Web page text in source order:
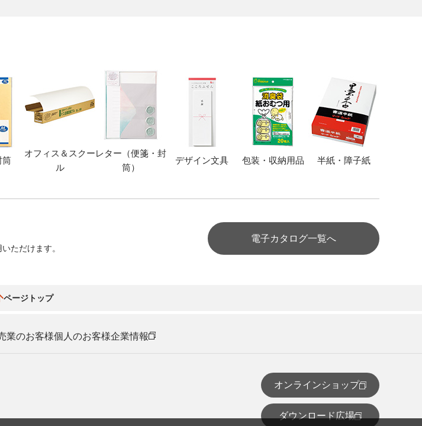
筒
オフィス＆スクー
ル
レター（便箋・封
筒）
デザイン文具 包装・収納用品 半紙・障子紙
ただけます。
電子カタログ一覧へ
ページトップ
業のお客様個人のお客様企業情報
オンラインショップ
ダウンロード広場